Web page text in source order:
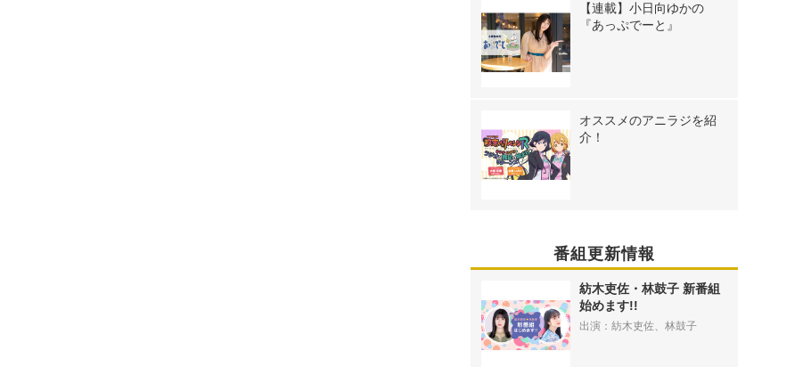
【連載】小日向ゆかの
『あっぷでーと』
オススメのアニラジを紹
介！
番組更新情報
紡木吏佐・林鼓子 新番組
始めます!!
出演：紡木吏佐、林鼓子